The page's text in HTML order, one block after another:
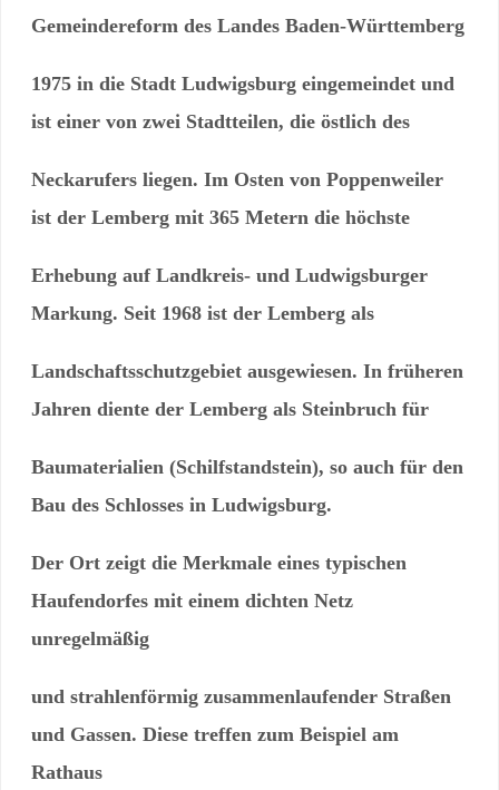
Gemeindereform des Landes Baden-Württemberg
1975 in die Stadt Ludwigsburg eingemeindet und
ist einer von zwei Stadtteilen, die östlich des
Neckarufers liegen. Im Osten von Poppenweiler
ist der Lemberg mit 365 Metern die höchste
Erhebung auf Landkreis- und Ludwigsburger
Markung. Seit 1968 ist der Lemberg als
Landschaftsschutzgebiet ausgewiesen. In früheren
Jahren diente der Lemberg als Steinbruch für
Baumaterialien (Schilfstandstein), so auch für den
Bau des Schlosses in Ludwigsburg.
Der Ort zeigt die Merkmale eines typischen
Haufendorfes mit einem dichten Netz
unregelmäßig
und strahlenförmig zusammenlaufender Straßen
und Gassen. Diese treffen zum Beispiel am
Rathaus